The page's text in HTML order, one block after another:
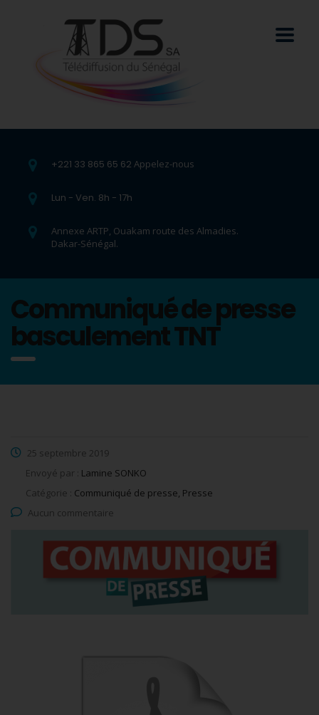
+221 33 865 65 62 Appelez-nous
Lun - Ven. 8h - 17h
Annexe ARTP, Ouakam route des Almadies.
Dakar-Sénégal.
Communiqué de presse
basculement TNT
25 septembre 2019
Envoyé par : Lamine SONKO
Catégorie : Communiqué de presse, Presse
Aucun commentaire